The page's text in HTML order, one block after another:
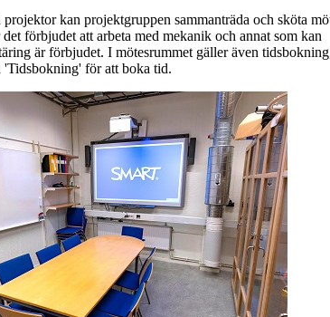
kan projektgruppen sammanträda och sköta
förbjudet att arbeta med mekanik och annat som kan
är förbjudet. I mötesrummet gäller även
för att boka tid.